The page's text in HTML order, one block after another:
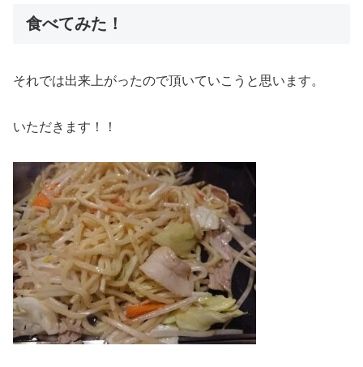
食べてみた！
それでは出来上がったので頂いていこうと思います。
いただきます！！